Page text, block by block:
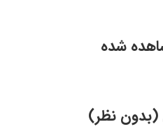
شده
‌(بدون نظر)